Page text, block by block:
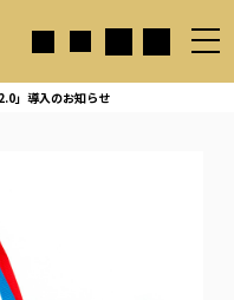
」導入のお知らせ